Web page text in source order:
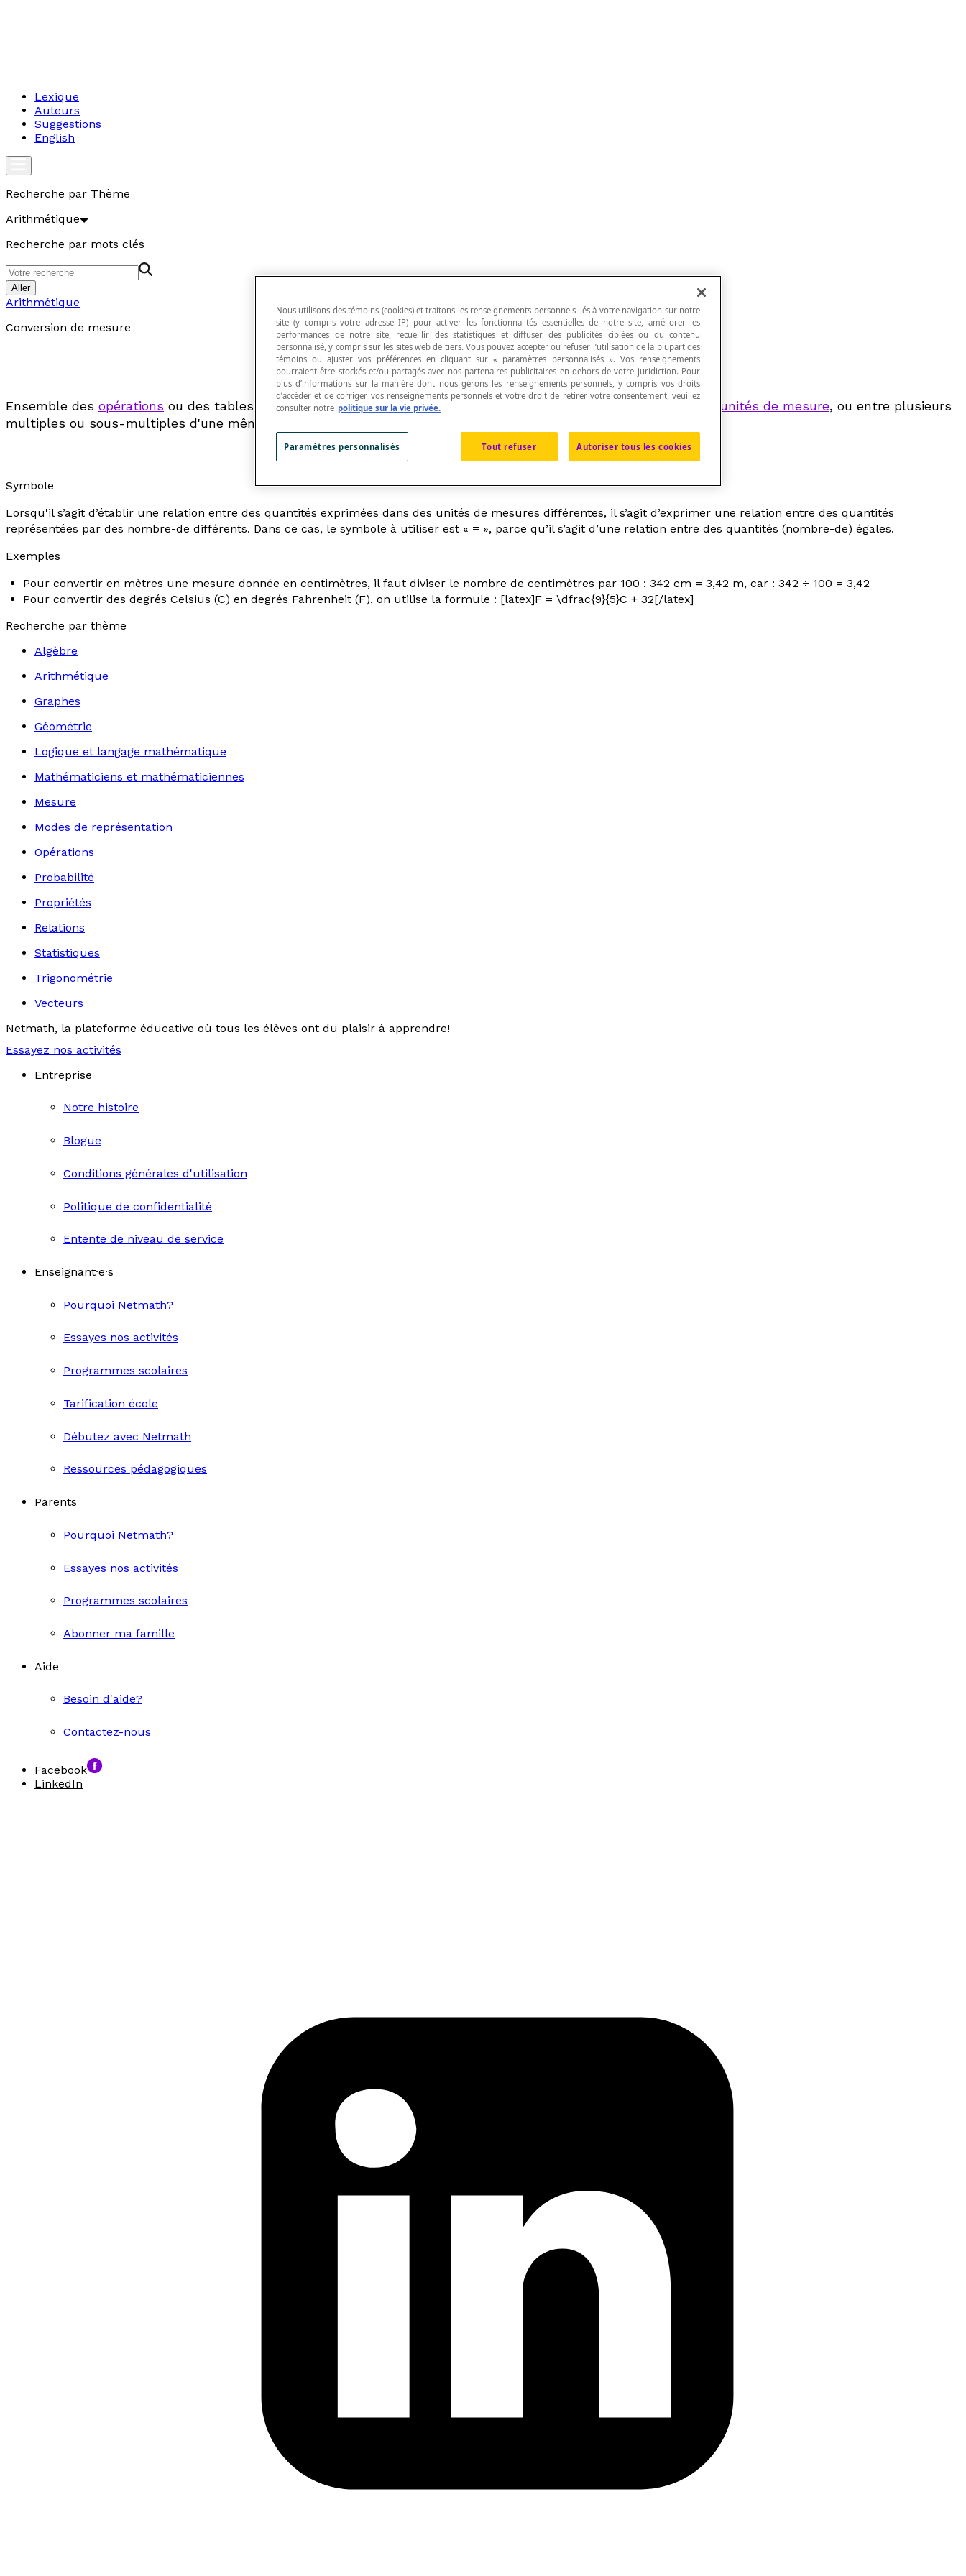
Lexique
Auteurs
Suggestions
English
Recherche par Thème
Arithmétique
Recherche par mots clés
Aller
Arithmétique
Conversion de mesure
Ensemble des opérations ou des tables qui permettent de connaitre les équivalences entre plusieurs systèmes d' unités de mesure, ou entre plusieurs
multiples ou sous-multiples d'une même unité.
Symbole
Lorsqu'il s’agit d’établir une relation entre des quantités exprimées dans des unités de mesures différentes, il s’agit d’exprimer une relation entre des quantités
représentées par des nombre-de différents. Dans ce cas, le symbole à utiliser est « = », parce qu’il s’agit d’une relation entre des quantités (nombre-de) égales.
Exemples
Pour convertir en mètres une mesure donnée en centimètres, il faut diviser le nombre de centimètres par 100 : 342 cm = 3,42 m, car : 342 ÷ 100 = 3,42
Pour convertir des degrés Celsius (C) en degrés Fahrenheit (F), on utilise la formule : [latex]F = \dfrac{9}{5}C + 32[/latex]
Recherche par thème
Algèbre
Arithmétique
Graphes
Géométrie
Logique et langage mathématique
Mathématiciens et mathématiciennes
Mesure
Modes de représentation
Opérations
Probabilité
Propriétés
Relations
Statistiques
Trigonométrie
Vecteurs
Netmath, la plateforme éducative où tous les élèves ont du plaisir à apprendre!
Essayez nos activités
Entreprise
Notre histoire
Blogue
Conditions générales d'utilisation
Politique de confidentialité
Entente de niveau de service
Enseignant·e·s
Pourquoi Netmath?
Essayes nos activités
Programmes scolaires
Tarification école
Débutez avec Netmath
Ressources pédagogiques
Parents
Pourquoi Netmath?
Essayes nos activités
Programmes scolaires
Abonner ma famille
Aide
Besoin d'aide?
Contactez-nous
Facebook
LinkedIn
Nous utilisons des témoins (cookies) et traitons les renseignements personnels liés à votre navigation sur notre
site (y compris votre adresse IP) pour activer les fonctionnalités essentielles de notre site, améliorer les
performances de notre site, recueillir des statistiques et diffuser des publicités ciblées ou du contenu
personnalisé, y compris sur les sites web de tiers. Vous pouvez accepter ou refuser l’utilisation de la plupart des
témoins ou ajuster vos préférences en cliquant sur « paramètres personnalisés ». Vos renseignements
pourraient être stockés et/ou partagés avec nos partenaires publicitaires en dehors de votre juridiction. Pour
plus d’informations sur la manière dont nous gérons les renseignements personnels, y compris vos droits
d’accéder et de corriger vos renseignements personnels et votre droit de retirer votre consentement, veuillez
consulter notre politique sur la vie privée.
Tout refuser Autoriser tous les cookies
Paramètres personnalisés